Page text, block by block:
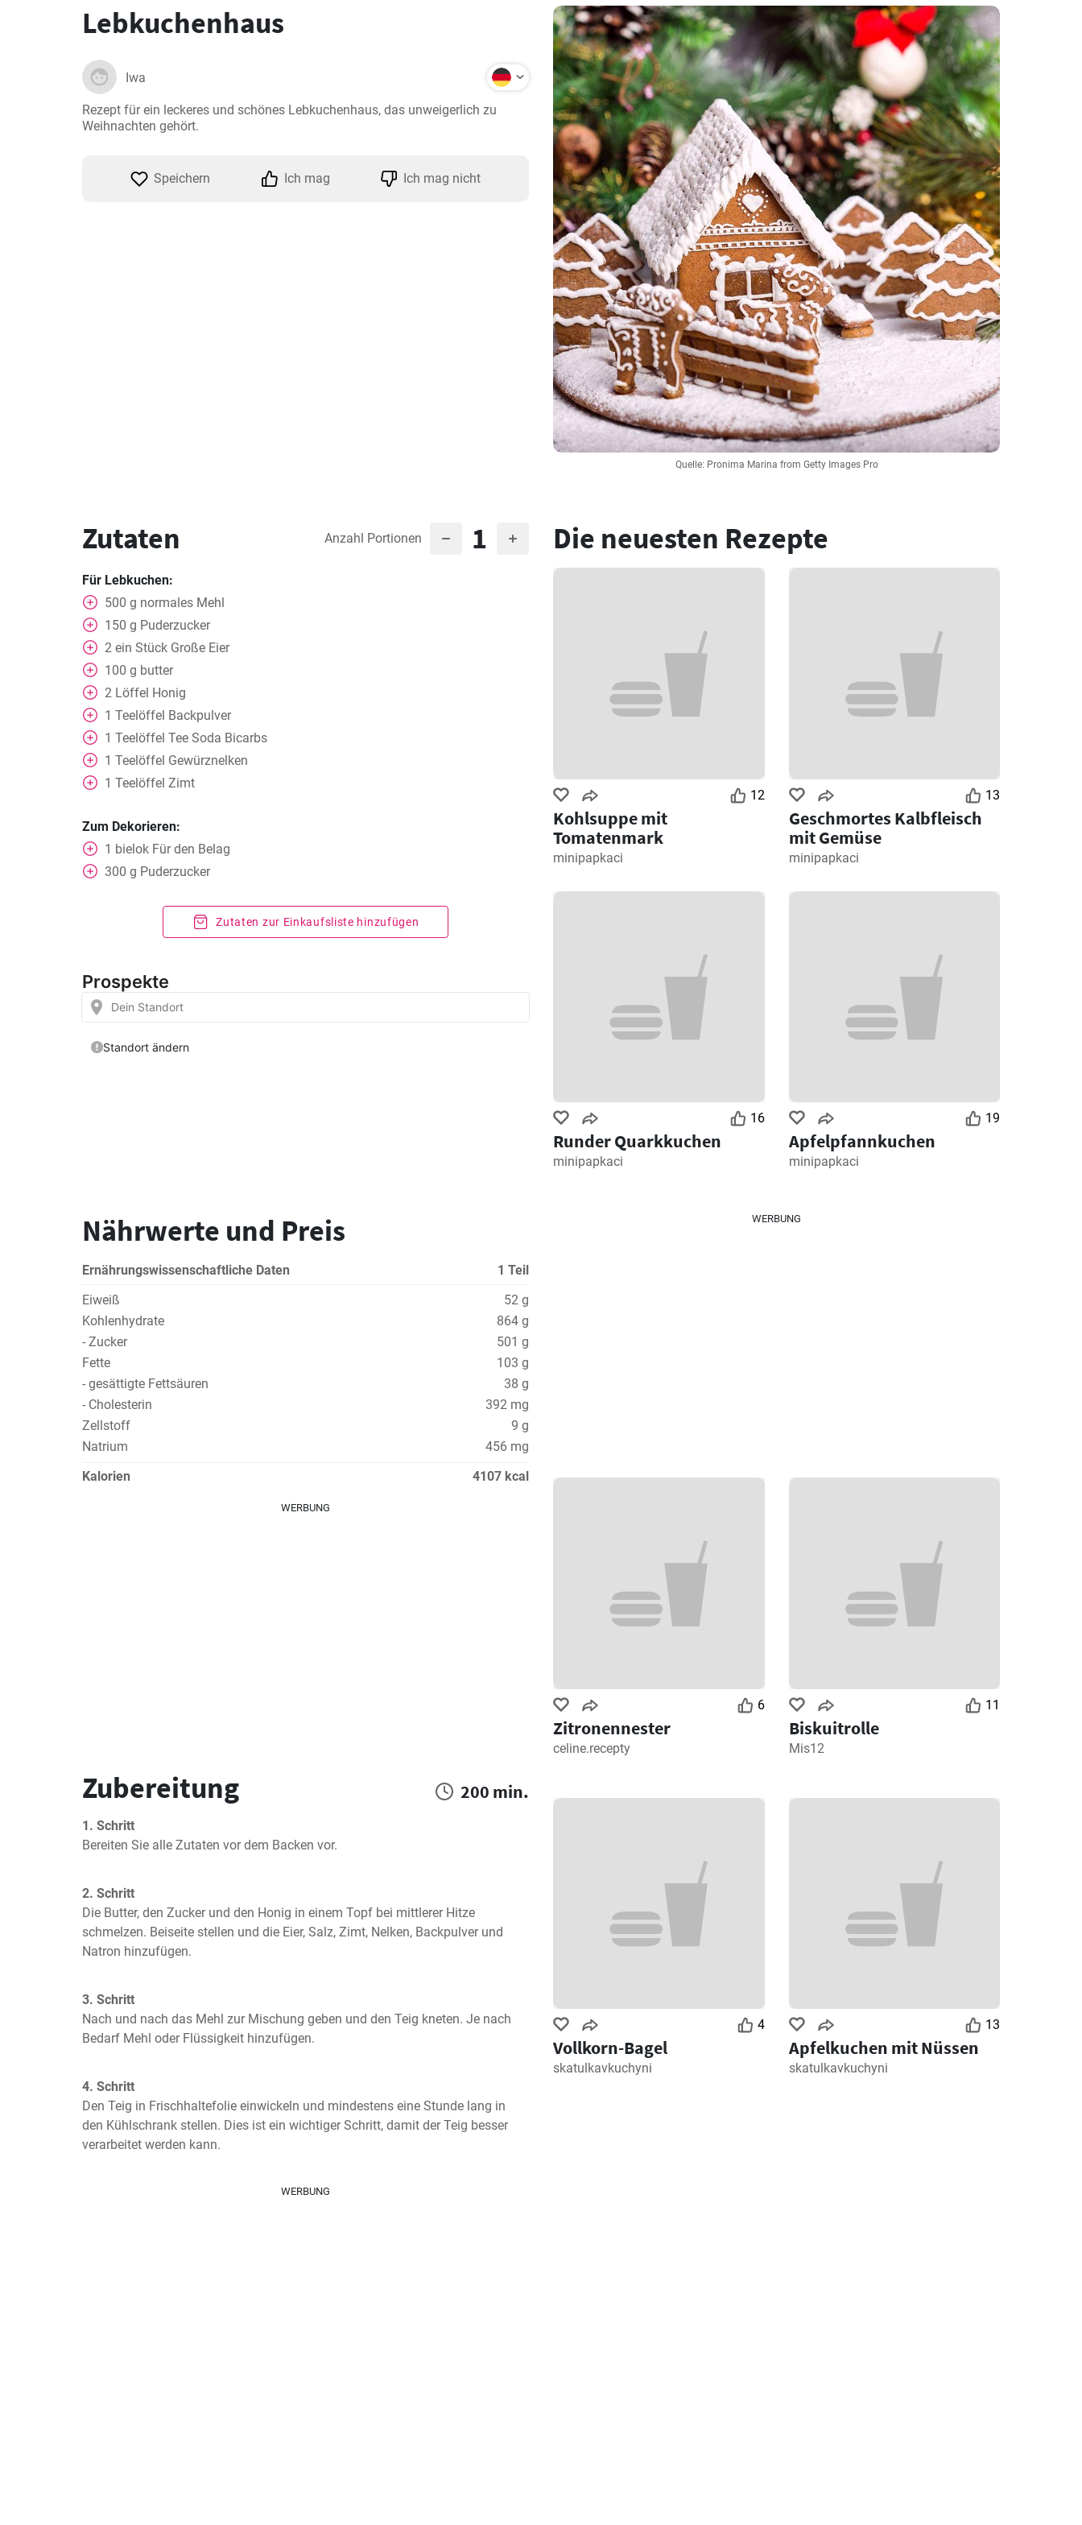
Quelle: Pronima Marina from Getty Images Pro
Lebkuchenhaus
Iwa
Rezept für ein leckeres und schönes Lebkuchenhaus, das unweigerlich zu
Weihnachten gehört.
Speichern Ich mag Ich mag nicht
Zutaten Anzahl Portionen 1
Für Lebkuchen:
500 g normales Mehl
150 g Puderzucker
2 ein Stück Große Eier
100 g butter
2 Löffel Honig
1 Teelöffel Backpulver
1 Teelöffel Tee Soda Bicarbs
1 Teelöffel Gewürznelken
1 Teelöffel Zimt
Zum Dekorieren:
1 bielok Für den Belag
300 g Puderzucker
Zutaten zur Einkaufsliste hinzufügen
Nährwerte und Preis
Ernährungswissenschaftliche Daten
1 Teil
Eiweiß
52 g
Kohlenhydrate
864 g
- Zucker
501 g
Fette
103 g
- gesättigte Fettsäuren
38 g
- Cholesterin
392 mg
Zellstoff
9 g
Natrium
456 mg
Kalorien
4107 kcal
WERBUNG
Zubereitung 200 min.
1. Schritt
Bereiten Sie alle Zutaten vor dem Backen vor.
2. Schritt
Die Butter, den Zucker und den Honig in einem Topf bei mittlerer Hitze
schmelzen. Beiseite stellen und die Eier, Salz, Zimt, Nelken, Backpulver und
Natron hinzufügen.
3. Schritt
Nach und nach das Mehl zur Mischung geben und den Teig kneten. Je nach
Bedarf Mehl oder Flüssigkeit hinzufügen.
4. Schritt
Den Teig in Frischhaltefolie einwickeln und mindestens eine Stunde lang in
den Kühlschrank stellen. Dies ist ein wichtiger Schritt, damit der Teig besser
verarbeitet werden kann.
WERBUNG
Die neuesten Rezepte
12
Kohlsuppe mit
Tomatenmark
minipapkaci
13
Geschmortes Kalbfleisch
mit Gemüse
minipapkaci
16
Runder Quarkkuchen
minipapkaci
19
Apfelpfannkuchen
minipapkaci
WERBUNG
6
Zitronennester
celine.recepty
11
Biskuitrolle
Mis12
4
Vollkorn-Bagel
skatulkavkuchyni
13
Apfelkuchen mit Nüssen
skatulkavkuchyni